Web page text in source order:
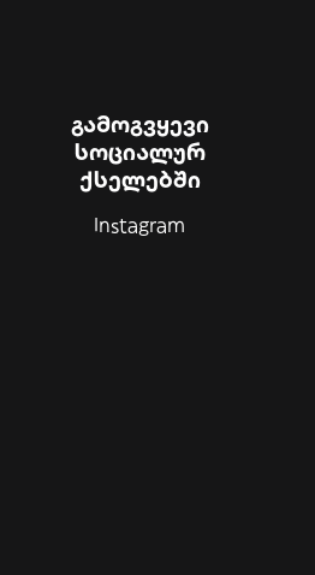
გამოგვყევი
სოციალურ
ქსელებში
Instagram